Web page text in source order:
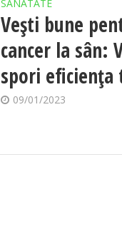
SANATATE
Vești bune
cancer la sân:
spori
09/01/2023